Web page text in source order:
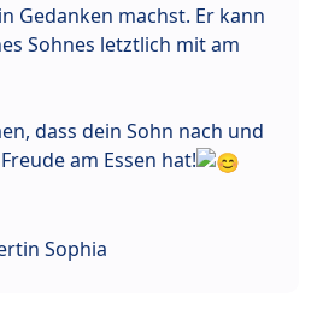
Gedanken machst. Er kann
Sohnes letztlich mit am
dass dein Sohn nach und
am Essen hat!
Sophia